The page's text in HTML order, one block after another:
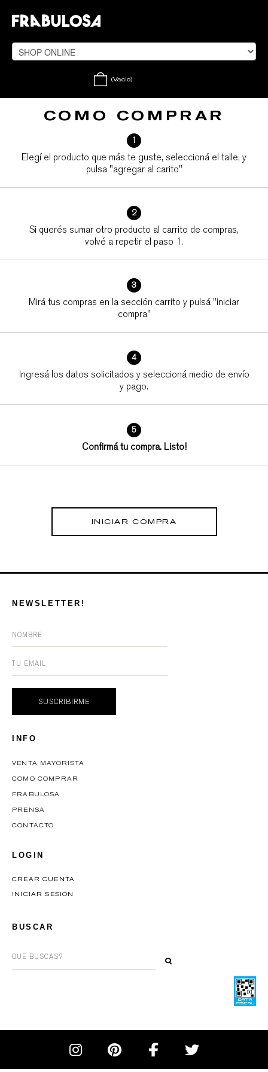
(Vacio)
COMO COMPRAR
1
Elegí el producto que más te guste, seleccioná el talle, y
pulsa "agregar al carito"
2
Si querés sumar otro producto al carrito de compras,
volvé a repetir el paso 1.
3
Mirá tus compras en la sección carrito y pulsá "iniciar
compra"
4
Ingresá los datos solicitados y seleccioná medio de envío
y pago.
5
Confirmá tu compra. Listo!
INICIAR COMPRA
NEWSLETTER!
INFO
VENTA MAYORISTA
COMO COMPRAR
FRABULOSA
PRENSA
CONTACTO
LOGIN
CREAR CUENTA
INICIAR SESIÓN
BUSCAR